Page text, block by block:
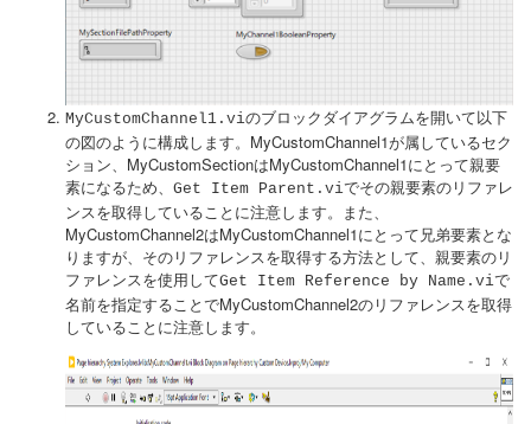
MyCustomChannel1.viのブロックダイアグラムを開いて以下
の図のように構成します。MyCustomChannel1が属しているセク
ション、MyCustomSectionはMyCustomChannel1にとって親要
素になるため、
Get Item Parent.viでその親要素のリファレ
ンスを取得していることに注意します。また、
MyCustomChannel2はMyCustomChannel1にとって兄弟要素とな
りますが、そのリファレンスを取得する方法として、親要素のリ
ファレンスを使用してGet Item Reference by Name.viで
名前を指定することでMyCustomChannel2のリファレンスを取得
していることに注意します。